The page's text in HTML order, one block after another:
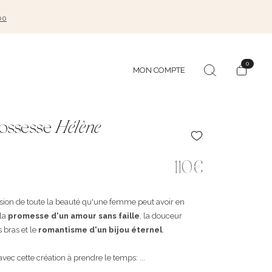
MON COMPTE
0
Hélène
110€
de toute la beauté qu'une femme peut avoir en
promesse d'un amour sans faille, la douceur
bras et le romantisme d'un bijou éternel.
cette création à prendre le temps: ...